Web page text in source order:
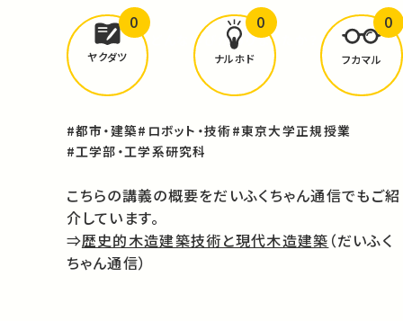
どんな学びがありましたか？
ヤクダツ
0
ナルホド
0
フカマル
0
#都市・建築#ロボット・技術#東京大学正規授業
#工学部・工学系研究科
こちらの講義の概要をだいふくちゃん通信でもご紹
介しています。
⇒歴史的木造建築技術と現代木造建築 （だいふく
ちゃん通信）